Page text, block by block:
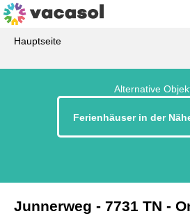
Hauptseite
Alternative
Ferienhäuser in der
Junnerweg - 7731 TN -